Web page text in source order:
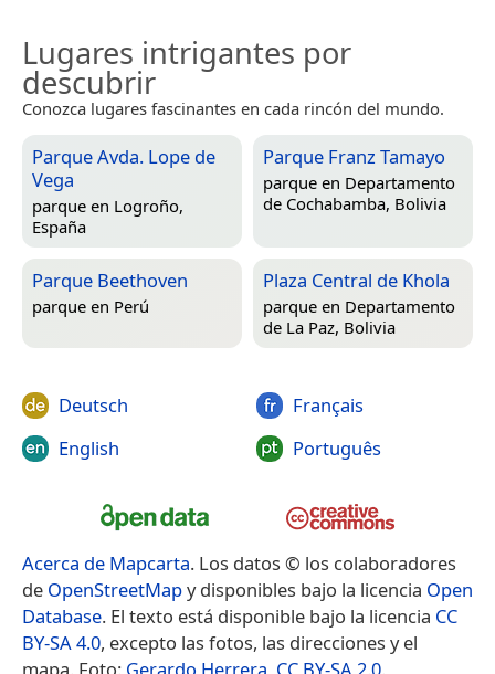
Lugares intrigantes por
descubrir
Conozca lugares fascinantes en cada rincón del mundo.
Parque Avda. Lope de
Vega
parque en Logroño,
España
Parque Franz Tamayo
parque en Departamento
de Cochabamba, Bolivia
Parque Beethoven
parque en Perú
Plaza Central de Khola
parque en Departamento
de La Paz, Bolivia
Deutsch
English
Français
Português
Acerca de Mapcarta. Los datos © los colaboradores
de OpenStreetMapy disponibles bajo la licencia Open
Database. El texto está disponible bajo la licencia CC
BY-SA 4.0, excepto las fotos, las direcciones y el
mapa. Foto: Gerardo Herrera CC BY-SA 2.0